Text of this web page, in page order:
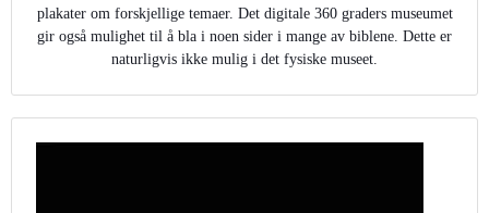
plakater om forskjellige temaer. Det digitale 360 graders museumet
gir også mulighet til å bla i noen sider i mange av biblene. Dette er
naturligvis ikke mulig i det fysiske museet.